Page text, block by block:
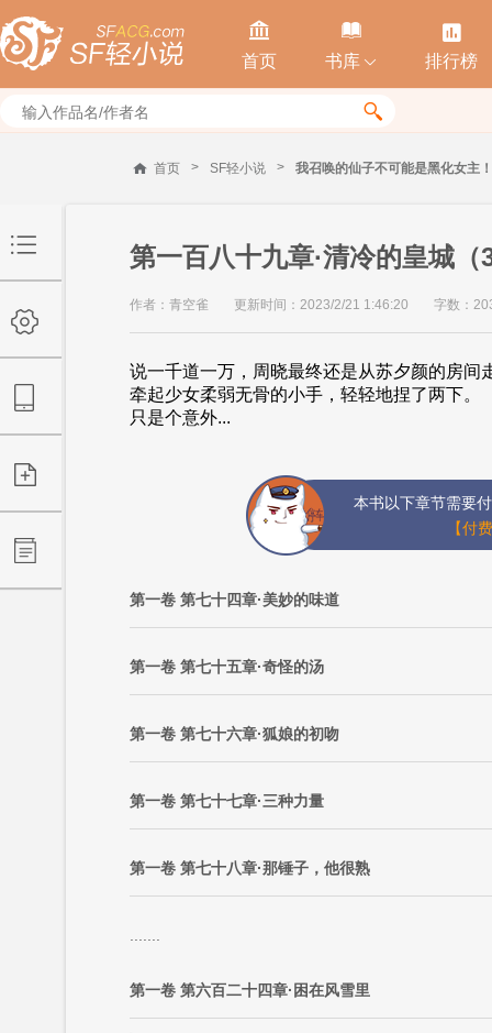

首页

书库 

排行榜

首页 > SF轻小说 > 我召唤的仙子不可能是黑化女主！
第一百八十九章·清冷的皇城（
作者：青空雀 更新时间：2023/2/21 1:46:20 字数：
说一千道一万，周晓最终还是从苏夕颜的房
牵起少女柔弱无骨的小手，轻轻地捏了两
只是个意外...
本书以下章节需要
【付
第一卷 第七十四章·美妙的味道
第一卷 第七十五章·奇怪的汤
第一卷 第七十六章·狐娘的初吻
第一卷 第七十七章·三种力量
第一卷 第七十八章·那锤子，他很熟
第一卷 第六百二十四章·困在风雪里